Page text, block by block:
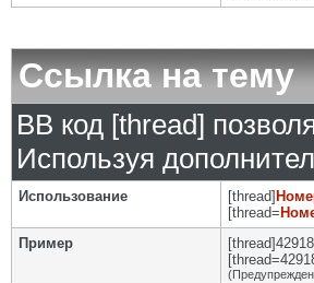
Ссылка на тему
BB код [thread]
Используя
Использование [thread]
[thread=
Пример